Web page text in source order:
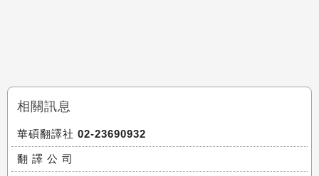
相關訊息
華碩翻譯社 02-23690932
翻 譯 公 司